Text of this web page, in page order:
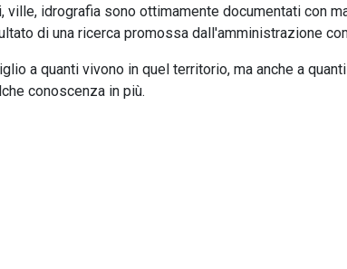
ville, idrografia sono ottimamente documentati con
di una ricerca promossa dall'amministrazione
a quanti vivono in quel territorio, ma anche a
conoscenza in più.